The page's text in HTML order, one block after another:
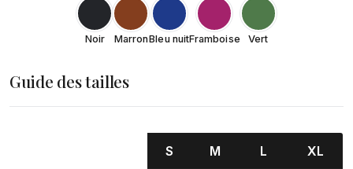
Noir MarronBleu nuitFramboise Vert
Guide des tailles
S M L XL